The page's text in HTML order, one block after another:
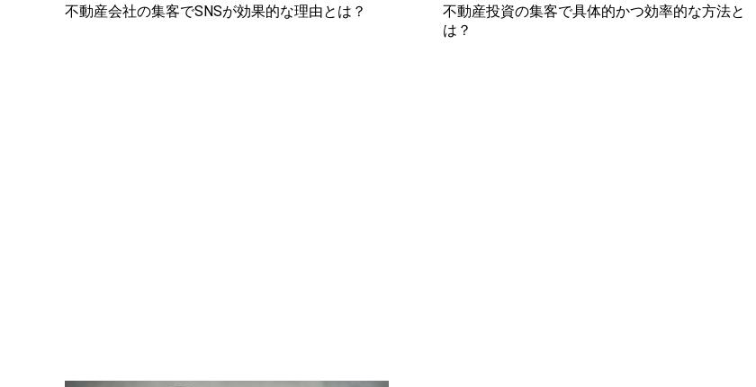
不動産会社の集客でSNSが効果的な理由とは？
不動産投資の集客で具体的かつ効率的な方法と
は？